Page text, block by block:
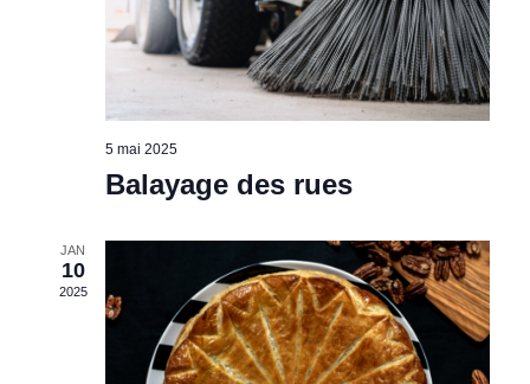
5 mai 2025
Balayage des rues
JAN
10
2025